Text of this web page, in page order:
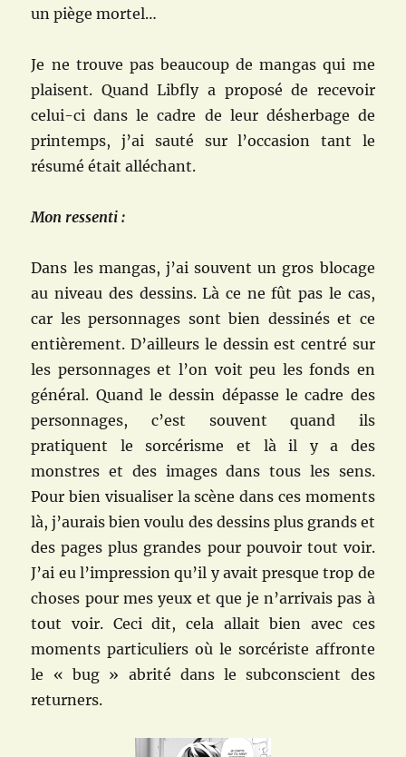
un piège mortel…
Je ne trouve pas beaucoup de mangas qui me
plaisent. Quand Libfly a proposé de recevoir
celui-ci dans le cadre de leur désherbage de
printemps, j’ai sauté sur l’occasion tant le
résumé était alléchant.
Mon ressenti :
Dans les mangas, j’ai souvent un gros blocage
au niveau des dessins. Là ce ne fût pas le cas,
car les personnages sont bien dessinés et ce
entièrement. D’ailleurs le dessin est centré sur
les personnages et l’on voit peu les fonds en
général. Quand le dessin dépasse le cadre des
personnages, c’est souvent quand ils
pratiquent le sorcérisme et là il y a des
monstres et des images dans tous les sens.
Pour bien visualiser la scène dans ces moments
là, j’aurais bien voulu des dessins plus grands et
des pages plus grandes pour pouvoir tout voir.
J’ai eu l’impression qu’il y avait presque trop de
choses pour mes yeux et que je n’arrivais pas à
tout voir. Ceci dit, cela allait bien avec ces
moments particuliers où le sorcériste affronte
le « bug » abrité dans le subconscient des
returners.